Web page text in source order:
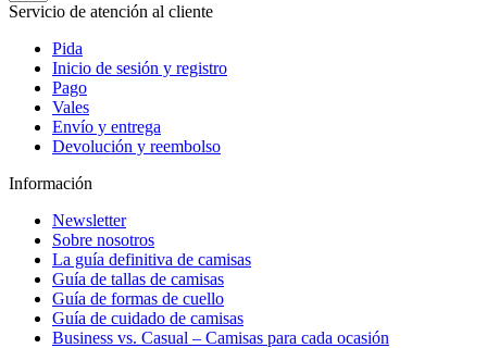
Servicio de atención al cliente
Pida
Inicio de sesión y registro
Pago
Vales
Envío y entrega
Devolución y reembolso
Información
Newsletter
Sobre nosotros
La guía definitiva de camisas
Guía de tallas de camisas
Guía de formas de cuello
Guía de cuidado de camisas
Business vs. Casual – Camisas para cada ocasión